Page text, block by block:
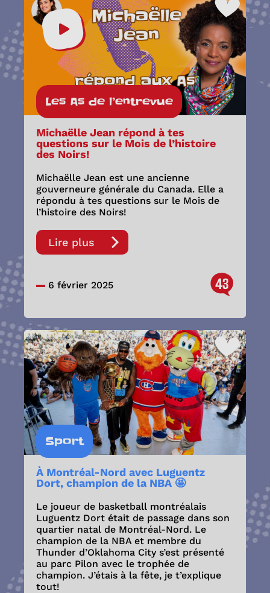
Les As de l’entrevue
Michaëlle Jean répond à tes
questions sur le Mois de l’histoire
des Noirs!
Michaëlle Jean est une ancienne
gouverneure générale du Canada. Elle a
répondu à tes questions sur le Mois de
l’histoire des Noirs!
Lire plus
6 février 2025 43
Sport
À Montréal-Nord avec Luguentz
Dort, champion de la NBA 🤩
Le joueur de basketball montréalais
Luguentz Dort était de passage dans son
quartier natal de Montréal-Nord. Le
champion de la NBA et membre du
Thunder d’Oklahoma City s’est présenté
au parc Pilon avec le trophée de
champion. J’étais à la fête, je t’explique
tout!